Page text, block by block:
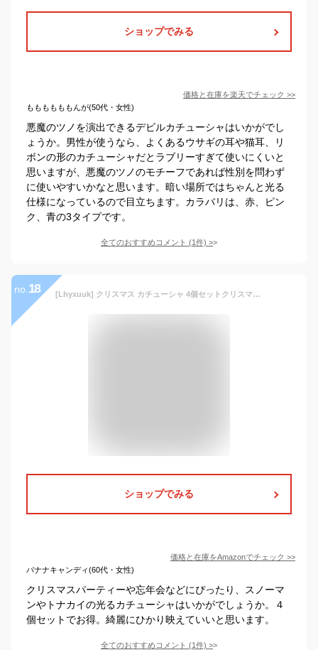
ショップでみる
価格と在庫を楽天でチェック >>
ももももももんが(50代・女性)
悪魔のツノを演出できるデビルカチューシャはいかがでし
ょうか。男性が使うなら、よくあるウサギの耳や猫耳、リ
ボンの形のカチューシャだとラブリーすぎて使いにくいと
思いますが、悪魔のツノのモチーフであれば性別を問わず
に使いやすいかなと思います。暗い場所ではちゃんと光る
仕様になっているので目立ちます。カラバリは、赤、ピン
ク、青の3タイプです。
全てのおすすめコメント (1件) >
no. 18 [Lhyxuuk] クリスマス カチューシャ 4個セットクリスマスツリー デザイン クリスマス 髪飾り光るクリスマス カチューシャ おしゃれ 可愛い ヘアアクセサリーコスプレ クリスマス パーティー用品 プレゼント (光るカチューシャ4個)
ショップでみる
価格と在庫をAmazonでチェック >>
バナナキャンディ(60代・女性)
クリスマスパーティーや忘年会などにぴったり、スノーマ
ンやトナカイの光るカチューシャはいかがでしょうか。４
個セットでお得。綺麗にひかり映えていいと思います。
全てのおすすめコメント (1件) >